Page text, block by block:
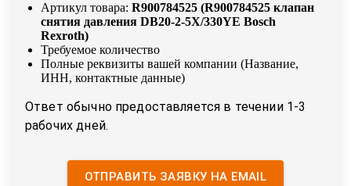
Артикул товара: R900784525 (R900784525 клапан
снятия давления DB20-2-5X/330YE Bosch
Rexroth)
Требуемое количество
Полные реквизиты вашей компании (Название,
ИНН, контактные данные)
Ответ обычно предоставляется в течении 1-3
рабочих дней.
ОТПРАВИТЬ ЗАЯВКУ НА EMAIL